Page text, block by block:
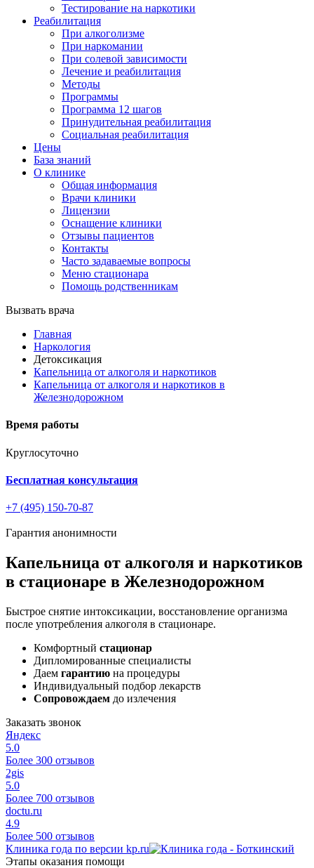
Тестирование на наркотики
Реабилитация
При алкоголизме
При наркомании
При солевой зависимости
Лечение и реабилитация
Методы
Программы
Программа 12 шагов
Принудительная реабилитация
Социальная реабилитация
Цены
База знаний
О клинике
Общая информация
Врачи клиники
Лицензии
Оснащение клиники
Отзывы пациентов
Контакты
Часто задаваемые вопросы
Меню стационара
Помощь родственникам
Вызвать врача
Главная
Наркология
Детоксикация
Капельница от алкоголя и наркотиков
Капельница от алкоголя и наркотиков в
Железнодорожном
Время работы
Круглосуточно
Бесплатная консультация
+7 (495) 150-70-87
Гарантия анонимности
Капельница от алкоголя и наркотиков
в стационаре в Железнодорожном
Быстрое снятие интоксикации, восстановление организма
после употребления алкоголя в стационаре.
Комфортный стационар
Дипломированные специалисты
Даем гарантию на процедуры
Индивидуальный подбор лекарств
Сопровождаем до излечения
Заказать звонок
Яндекс
5.0
Более 300 отзывов
2gis
5.0
Более 700 отзывов
doctu.ru
4.9
Более 500 отзывов
Клиника года по версии kp.ru
Этапы оказания помощи